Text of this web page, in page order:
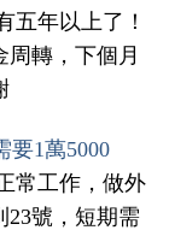
五年以上了！
轉，下個月
要1萬5000
常工作，做外
23號，短期需